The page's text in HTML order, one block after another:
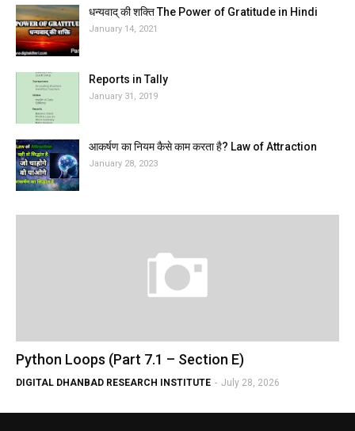
धन्यवाद् की शक्ति The Power of Gratitude in Hindi
January 14, 2021
Reports in Tally
January 31, 2019
आकर्षण का नियम कैसे काम करता है? Law of Attraction
January 28, 2023
Python Loops (Part 7.1 – Section E)
DIGITAL DHANBAD RESEARCH INSTITUTE - July 28, 2026